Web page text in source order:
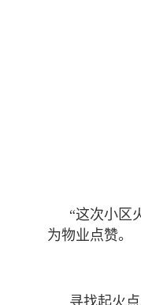
“这次小区
为物业点赞。
寻找起火